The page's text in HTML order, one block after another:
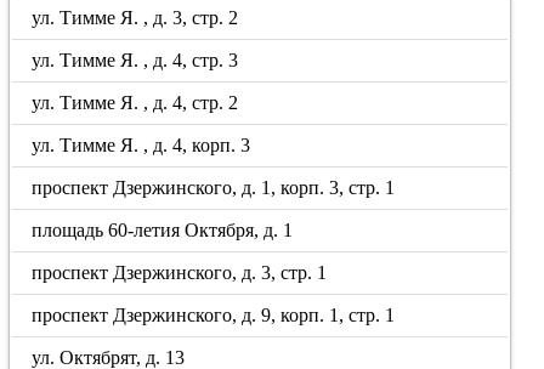
ул. Тимме Я. , д. 3, стр. 2
ул. Тимме Я. , д. 4, стр. 3
ул. Тимме Я. , д. 4, стр. 2
ул. Тимме Я. , д. 4, корп. 3
проспект Дзержинского, д. 1, корп. 3, стр. 1
площадь 60-летия Октября, д. 1
проспект Дзержинского, д. 3, стр. 1
проспект Дзержинского, д. 9, корп. 1, стр. 1
ул. Октябрят, д. 13